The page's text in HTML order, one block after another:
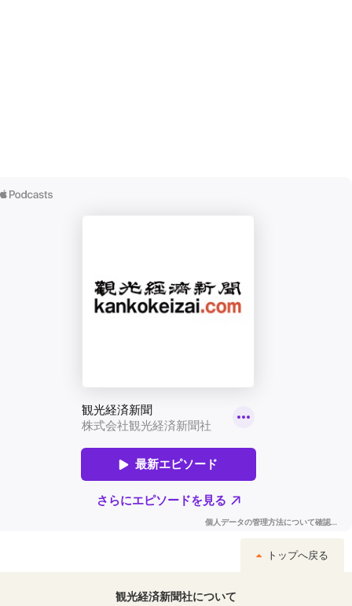
トップへ戻る
観光経済新聞社について